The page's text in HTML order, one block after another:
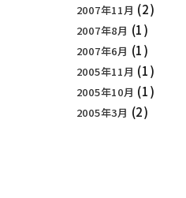
2007年11月 (2)
2007年8月 (1)
2007年6月 (1)
2005年11月 (1)
2005年10月 (1)
2005年3月 (2)